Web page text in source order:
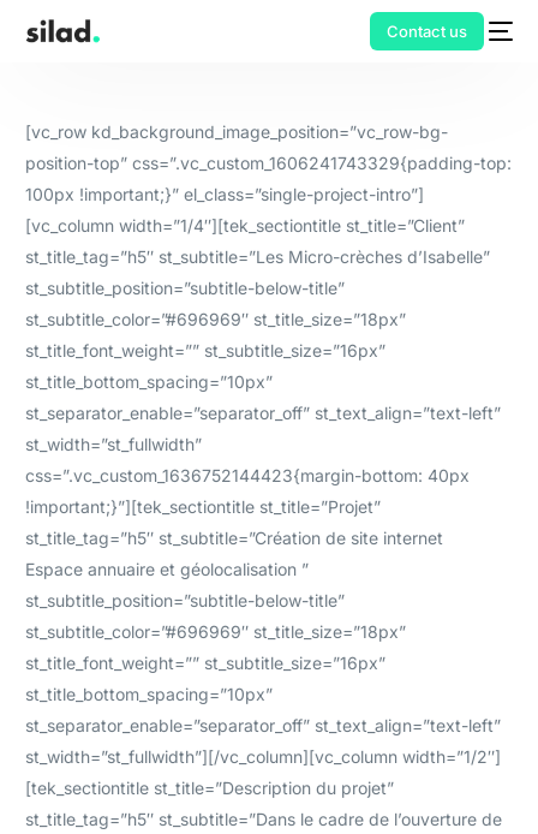
Contact us
[vc_row kd_background_image_position=”vc_row-bg-
position-top” css=”.vc_custom_1606241743329{padding-top:
100px !important;}” el_class=”single-project-intro”]
[vc_column width=”1/4″][tek_sectiontitle st_title=”Client”
st_title_tag=”h5″ st_subtitle=”Les Micro-crèches d’Isabelle”
st_subtitle_position=”subtitle-below-title”
st_subtitle_color=”#696969″ st_title_size=”18px”
st_title_font_weight=”” st_subtitle_size=”16px”
st_title_bottom_spacing=”10px”
st_separator_enable=”separator_off” st_text_align=”text-left”
st_width=”st_fullwidth”
css=”.vc_custom_1636752144423{margin-bottom: 40px
!important;}”][tek_sectiontitle st_title=”Projet”
st_title_tag=”h5″ st_subtitle=”Création de site internet
Espace annuaire et géolocalisation ”
st_subtitle_position=”subtitle-below-title”
st_subtitle_color=”#696969″ st_title_size=”18px”
st_title_font_weight=”” st_subtitle_size=”16px”
st_title_bottom_spacing=”10px”
st_separator_enable=”separator_off” st_text_align=”text-left”
st_width=”st_fullwidth”][/vc_column][vc_column width=”1/2″]
[tek_sectiontitle st_title=”Description du projet”
st_title_tag=”h5″ st_subtitle=”Dans le cadre de l’ouverture de